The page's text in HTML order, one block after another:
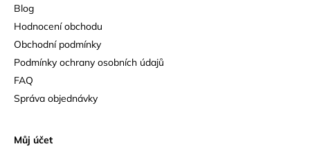
Blog
Hodnocení obchodu
Obchodní podmínky
Podmínky ochrany osobních údajů
FAQ
Správa objednávky
Můj účet